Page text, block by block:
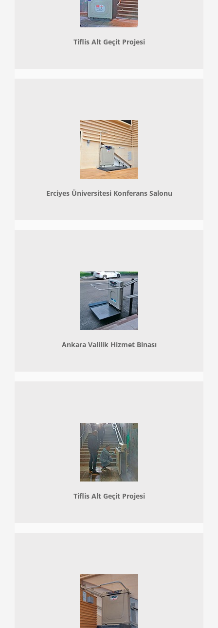
Tiflis Alt Geçit Projesi
Erciyes Üniversitesi Konferans Salonu
Ankara Valilik Hizmet Binası
Tiflis Alt Geçit Projesi